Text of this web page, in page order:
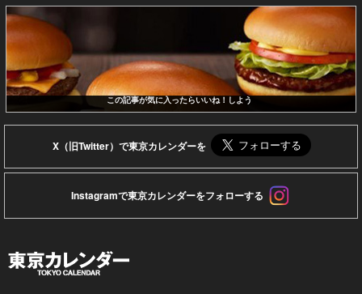
この記事が気に入ったらいいね！しよう
X（旧Twitter）で東京カレンダーを
Instagramで東京カレンダーをフォローする